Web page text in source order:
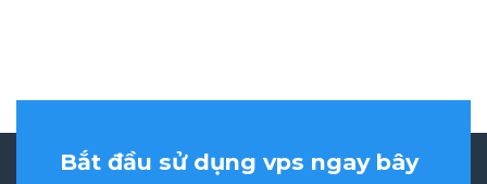
Bắt đầu sử dụng vps ngay bây